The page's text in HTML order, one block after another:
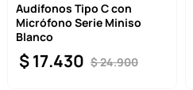
Audífonos Tipo C con
Micrófono Serie Miniso
Blanco
$24.900
$17.430